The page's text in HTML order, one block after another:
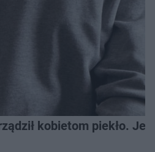
kobietom piekło.